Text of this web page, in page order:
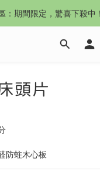
躺就躺，頭等艙到商務艙一
：期間限定，驚喜下殺中！
躺就躺，頭等艙到商務艙一
頭片
防蛀木心板